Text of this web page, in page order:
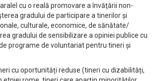
cu o reală promovare a învăţării non-
gradului de participare a tinerilor și
culturale, economice, de sănătate/
gradului de sensibilizare a opiniei publice cu
programe de voluntariat pentru tineri și
cu oportunități reduse (tineri cu dizabilități,